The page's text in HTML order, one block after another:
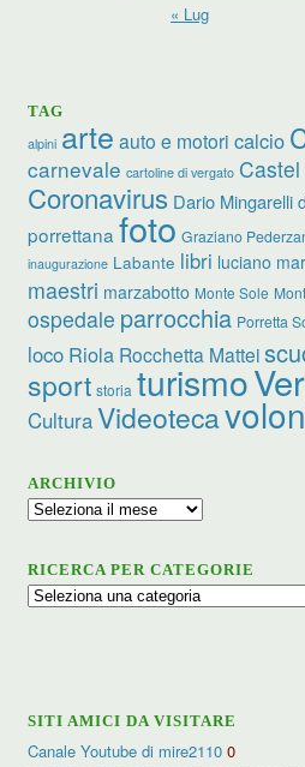
« Lug
TAG
alpini arte auto e motori calcio
carnevale cartoline di vergato Castel
Coronavirus Dario Mingarelli
porrettana foto Graziano
inaugurazione Labante libri luciano
maestri marzabotto Monte Sole
ospedale parrocchia Porretta
loco Riola Rocchetta Mattei
sport storia turismo
CulturaVideoteca
ARCHIVIO
Archivio
RICERCA PER CATEGORIE
Ricerca
SITI AMICI DA VISITARE
Canale Youtube di mire2110 0